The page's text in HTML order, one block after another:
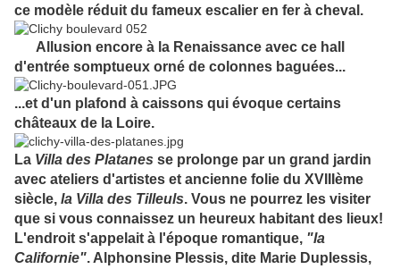
ce modèle réduit du fameux escalier en fer à cheval.
Allusion encore à la Renaissance avec ce hall
d'entrée somptueux orné de colonnes baguées...
...et d'un plafond à caissons qui évoque certains
châteaux de la Loire.
La Villa des Platanes se prolonge par un grand jardin
avec ateliers d'artistes et ancienne folie du XVIIIème
siècle, la Villa des Tilleuls. Vous ne pourrez les visiter
que si vous connaissez un heureux habitant des lieux!
L'endroit s'appelait à l'époque romantique, "la
Californie". Alphonsine Plessis, dite Marie Duplessis,